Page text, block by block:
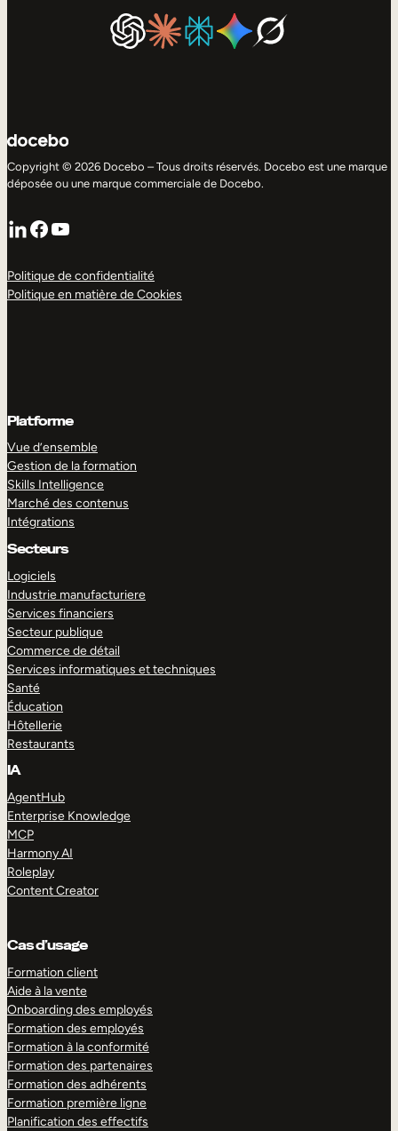
Copyright © 2026 Docebo – Tous droits réservés. Docebo est une marque
déposée ou une marque commerciale de Docebo.
LinkedIn
Facebook
YouTube
Politique de confidentialité
Politique en matière de Cookies
Platforme
Vue d’ensemble
Gestion de la formation
Skills Intelligence
Marché des contenus
Intégrations
Secteurs
Logiciels
Industrie manufacturiere
Services financiers
Secteur publique
Commerce de détail
Services informatiques et techniques
Santé
Éducation
Hôtellerie
Restaurants
IA
AgentHub
Enterprise Knowledge
MCP
Harmony AI
Roleplay
Content Creator
Cas d’usage
Formation client
Aide à la vente
Onboarding des employés
Formation des employés
Formation à la conformité
Formation des partenaires
Formation des adhérents
Formation première ligne
Planification des effectifs